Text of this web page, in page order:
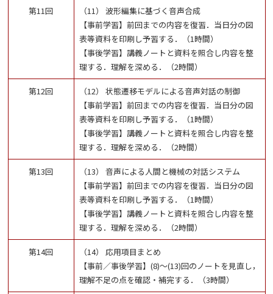
第11回
（11） 波形編集に基づく音声合成
【事前学習】前回までの内容を復習．当日分の図
表等資料を印刷し予習する．（1時間）
【事後学習】講義ノートと資料を照合し内容を整
理する．理解を深める．（2時間）
第12回
（12） 状態遷移モデルによる音声対話の制御
【事前学習】前回までの内容を復習．当日分の図
表等資料を印刷し予習する．（1時間）
【事後学習】講義ノートと資料を照合し内容を整
理する．理解を深める．（2時間）
第13回
（13） 音声による人間と機械の対話システム
【事前学習】前回までの内容を復習．当日分の図
表等資料を印刷し予習する．（1時間）
【事後学習】講義ノートと資料を照合し内容を整
理する．理解を深める．（2時間）
第14回
（14） 応用項目まとめ
【事前／事後学習】(8)～(13)回のノートを見直し，
理解不足の点を確認・補完する．（3時間）